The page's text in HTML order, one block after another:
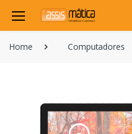
Home Computadores